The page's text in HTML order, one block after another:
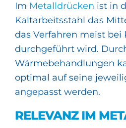
Im Metalldrücken ist in
Kaltarbeitsstahl das
das Verfahren meist
durchgeführt wird.
Wärmebehandlungen
optimal auf seine
angepasst werden.
RELEVANZ IM